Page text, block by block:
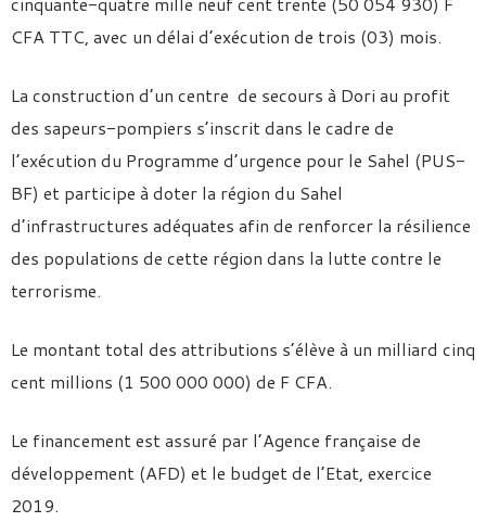
CFA TTC, avec un délai d’exécution de trois (03) mois.
La construction d’un centre de secours à Dori au profit
des sapeurs-pompiers s’inscrit dans le cadre de
l’exécution du Programme d’urgence pour le Sahel (PUS-
BF) et participe à doter la région du Sahel
d’infrastructures adéquates afin de renforcer la résilience
des populations de cette région dans la lutte contre le
terrorisme.
Le montant total des attributions s’élève à un milliard cinq
cent millions (1 500 000 000) de F CFA.
Le financement est assuré par l’Agence française de
développement (AFD) et le budget de l’Etat, exercice
2019.